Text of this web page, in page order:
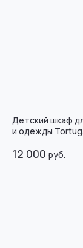
Детский шкаф
и одежды
12 000 руб.